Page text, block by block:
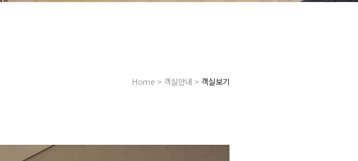
Home > 객실안내 >객실보기